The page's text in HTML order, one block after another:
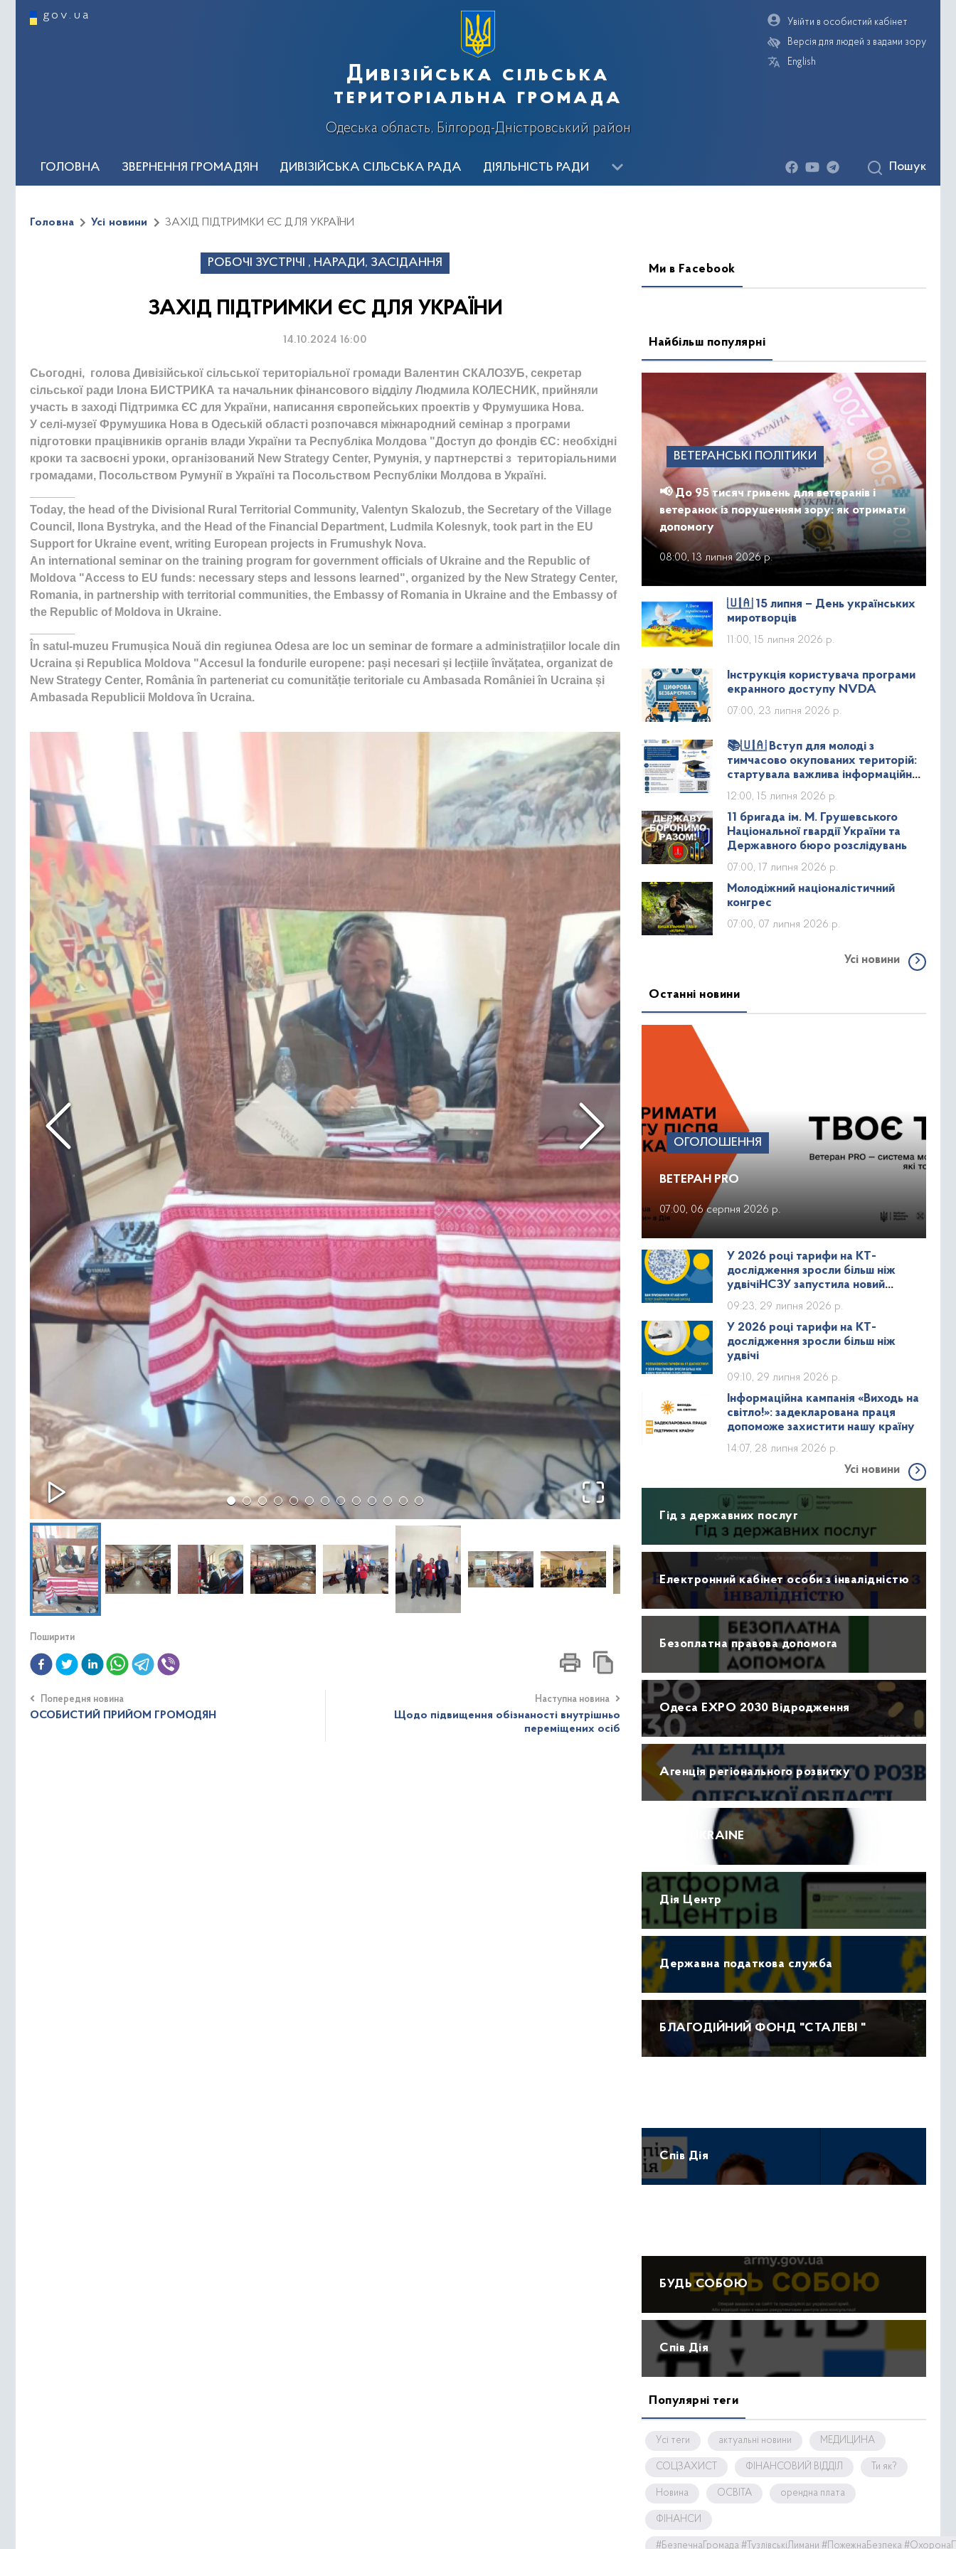
gov.ua
Дивізійська сільська
територіальна громада
Одеська область, Білгород-Дністровський район
Увійти в особистий кабінет
Версія для людей з вадами зору
English
ГОЛОВНА ЗВЕРНЕННЯ ГРОМАДЯН ДИВІЗІЙСЬКА СІЛЬСЬКА РАДА ДІЯЛЬНІСТЬ РАДИ Пошук
Головна Усі новини ЗАХІД ПІДТРИМКИ ЄС ДЛЯ УКРАЇНИ
РОБОЧІ ЗУСТРІЧІ , НАРАДИ, ЗАСІДАННЯ
ЗАХІД ПІДТРИМКИ ЄС ДЛЯ УКРАЇНИ
14.10.2024 16:00
Сьогодні, голова Дивізійської сільської територіальної громади Валентин СКАЛОЗУБ, секретар
сільської ради Ілона БИСТРИКА та начальник фінансового відділу Людмила КОЛЕСНИК, прийняли
участь в заході Підтримка ЄС для України, написання європейських проектів у Фрумушика Нова.
У селі-музеї Фрумушика Нова в Одеській області розпочався міжнародний семінар з програми
підготовки працівників органів влади України та Республіка Молдова "Доступ до фондів ЄС: необхідні
кроки та засвоєні уроки, організований New Strategy Center, Румунія, у партнерстві з територіальними
громадами, Посольством Румунії в Україні та Посольством Республіки Молдова в Україні.
Today, the head of the Divisional Rural Territorial Community, Valentyn Skalozub, the Secretary of the Village
Council, Ilona Bystryka, and the Head of the Financial Department, Ludmila Kolesnyk, took part in the EU
Support for Ukraine event, writing European projects in Frumushyk Nova.
An international seminar on the training program for government officials of Ukraine and the Republic of
Moldova "Access to EU funds: necessary steps and lessons learned", organized by the New Strategy Center,
Romania, in partnership with territorial communities, the Embassy of Romania in Ukraine and the Embassy of
the Republic of Moldova in Ukraine.
În satul-muzeu Frumușica Nouă din regiunea Odesa are loc un seminar de formare a administrațiilor locale din
Ucraina și Republica Moldova "Accesul la fondurile europene: pași necesari și lecțiile învățatea, organizat de
New Strategy Center, România în parteneriat cu comunităție teritoriale cu Ambasada României în Ucraina și
Ambasada Republicii Moldova în Ucraina.
Поширити
Попередня новина
ОСОБИСТИЙ ПРИЙОМ ГРОМОДЯН
Наступна новина
Щодо підвищення обізнаності внутрішньо
переміщених осіб
Ми в Facebook
Найбільш популярні
ВЕТЕРАНСЬКІ ПОЛІТИКИ
📢 До 95 тисяч гривень для ветеранів і
ветеранок із порушенням зору: як отримати
допомогу
08:00, 13 липня 2026 р.
🇺🇦 15 липня – День українських
миротворців
11:00, 15 липня 2026 р.
Інструкція користувача програми
екранного доступу NVDA
07:00, 23 липня 2026 р.
📚🇺🇦 Вступ для молоді з
тимчасово окупованих територій:
стартувала важлива інформаційна
кампанія!
12:00, 15 липня 2026 р.
11 бригада ім. М. Грушевського
Національної гвардії України та
Державного бюро розслідувань
07:00, 17 липня 2026 р.
Молодіжний націоналістичний
конгрес
07:00, 07 липня 2026 р.
Усі новини
Останні новини
ОГОЛОШЕННЯ
ВЕТЕРАН PRO
07:00, 06 серпня 2026 р.
У 2026 році тарифи на КТ-
дослідження зросли більш ніж
удвічіНСЗУ запустила новий
дашборд зі статистикою КТ та МРТ
09:23, 29 липня 2026 р.
У 2026 році тарифи на КТ-
дослідження зросли більш ніж
удвічі
09:10, 29 липня 2026 р.
Інформаційна кампанія «Виходь на
світло!»: задекларована праця
допоможе захистити нашу країну
14:07, 28 липня 2026 р.
Усі новини
Гід з державних послуг
Електронний кабінет особи з інвалідністю
Безоплатна правова допомога
Одеса EXPO 2030 Відродження
Агенція регіонального розвитку
ПРО UKRAINE
Дія Центр
Державна податкова служба
БЛАГОДІЙНИЙ ФОНД "СТАЛЕВІ "
Спів Дія
БУДЬ СОБОЮ
Спів Дія
Популярні теги
Усі теги актуальні новини МЕДИЦИНА
СОЦЗАХИСТ ФІНАНСОВИЙ ВІДДІЛ Ти як?
Новина ОСВІТА орендна плата
ФІНАНСИ
#БезпечнаГромада #ТузлівськіЛимани #ПожежнаБезпека